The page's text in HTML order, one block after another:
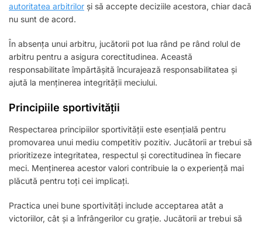
autoritatea arbitrilor și să accepte deciziile acestora, chiar dacă
nu sunt de acord.
În absența unui arbitru, jucătorii pot lua rând pe rând rolul de
arbitru pentru a asigura corectitudinea. Această
responsabilitate împărtășită încurajează responsabilitatea și
ajută la menținerea integrității meciului.
Principiile sportivității
Respectarea principiilor sportivității este esențială pentru
promovarea unui mediu competitiv pozitiv. Jucătorii ar trebui să
prioritizeze integritatea, respectul și corectitudinea în fiecare
meci. Menținerea acestor valori contribuie la o experiență mai
plăcută pentru toți cei implicați.
Practica unei bune sportivități include acceptarea atât a
victoriilor, cât și a înfrângerilor cu grație. Jucătorii ar trebui să